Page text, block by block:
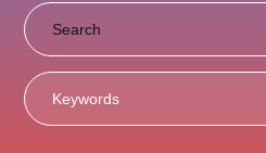
Keywords